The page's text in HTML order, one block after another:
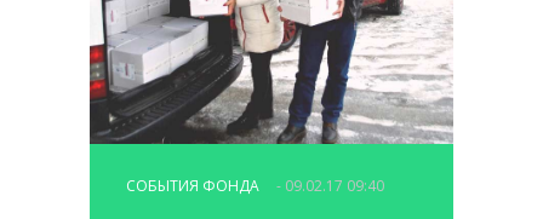
СОБЫТИЯ ФОНДА - 09.02.17 09:40